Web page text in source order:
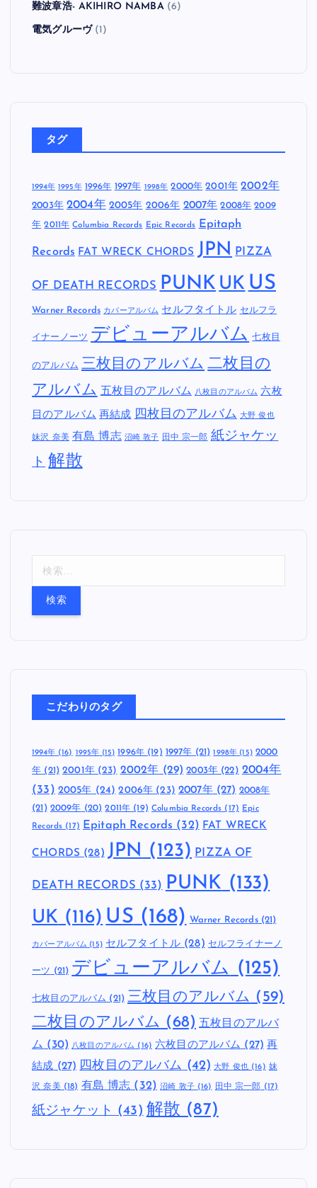
難波章浩- AKIHIRO NAMBA(6)
電気グルーヴ(1)
タグ
1994年 1995年 1996年 1997年 1998年 2000年 2001年 2002年
2003年 2004年 2005年 2006年 2007年 2008年 2009
年 2011年 Columbia Records Epic Records Epitaph
Records FAT WRECK CHORDS JPN PIZZA
OF DEATH RECORDS PUNK UK US
Warner Records カバーアルバム セルフタイトル セルフラ
イナーノーツ デビューアルバム 七枚目
のアルバム 三枚目のアルバム 二枚目の
アルバム 五枚目のアルバム 八枚目のアルバム 六枚
目のアルバム 再結成 四枚目のアルバム 大野 俊也
妹沢 奈美 有島 博志 沼崎 敦子 田中 宗一郎 紙ジャケッ
ト 解散
こだわりのタグ
1994年(16) 1995年 (15) 1996年(19) 1997年 (21) 1998年 (15) 2000
年 (21) 2001年(23) 2002年 (29) 2003年 (22) 2004年
(33) 2005年 (24) 2006年 (23) 2007年(27) 2008年
(21) 2009年 (20) 2011年 (19) Columbia Records (17) Epic
Records (17) Epitaph Records (32) FAT WRECK
CHORDS (28) JPN (123) PIZZA OF
DEATH RECORDS (33) PUNK (133)
UK (116) US (168) Warner Records(21)
カバーアルバム (15) セルフタイトル(28) セルフライナーノ
ーツ (21) デビューアルバム (125)
七枚目のアルバム (21) 三枚目のアルバム (59)
二枚目のアルバム (68) 五枚目のアルバ
ム (30) 八枚目のアルバム (16) 六枚目のアルバム (27) 再
結成 (27) 四枚目のアルバム (42) 大野 俊也(16) 妹
沢 奈美(18) 有島 博志 (32) 沼崎 敦子(16) 田中 宗一郎 (17)
紙ジャケット (43) 解散 (87)